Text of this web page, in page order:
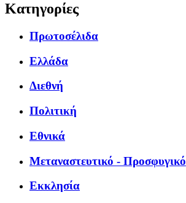
Κατηγορίες
Πρωτοσέλιδα
Ελλάδα
Διεθνή
Πολιτική
Εθνικά
Μεταναστευτικό - Προσφυγικό
Εκκλησία